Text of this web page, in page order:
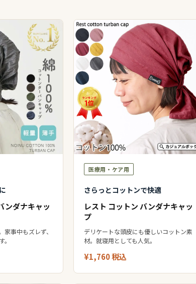
ンダナキャッ
家事中もズレず、
医療用・ケア用
さらっとコットンで快適
レスト コットン バンダナキャッ
プ
デリケートな頭皮にも優しいコットン素
材。就寝用としても人気。
¥1,760 税込